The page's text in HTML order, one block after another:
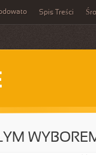
Spis Treści